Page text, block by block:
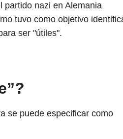
partido nazi en Alemania
tuvo como objetivo
ser "útiles".
se puede especificar como